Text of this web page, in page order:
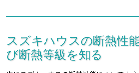
スズキハウスの断熱性
び断熱等級を知る